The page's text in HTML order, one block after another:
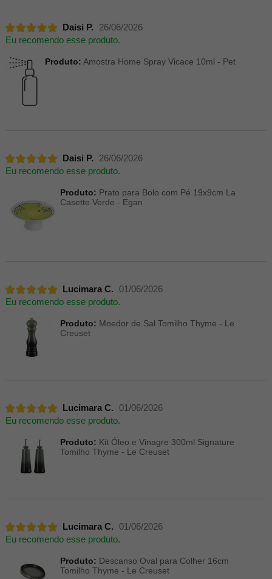
Daisi P.
26/06/2026
Eu recomendo esse produto.
Produto: Amostra Home Spray Vicace 10ml - Pet
Daisi P.
26/06/2026
Eu recomendo esse produto.
Produto: Prato para Bolo com Pé 19x9cm La
Casette Verde - Egan
Lucimara C.
01/06/2026
Eu recomendo esse produto.
Produto: Moedor de Sal Tomilho Thyme - Le
Creuset
Lucimara C.
01/06/2026
Eu recomendo esse produto.
Produto: Kit Óleo e Vinagre 300ml Signature
Tomilho Thyme - Le Creuset
Lucimara C.
01/06/2026
Eu recomendo esse produto.
Produto: Descanso Oval para Colher 16cm
Tomilho Thyme - Le Creuset